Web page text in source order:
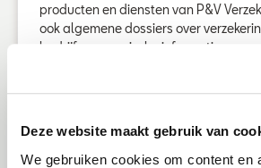
Deze website maakt gebruik van
We gebruiken cookies om content en
producten en diensten van P&V
ook algemene dossiers over
bedrijfseconomische informatie.
verzekerd bent, vindt u steeds terug in
Bijzondere Voorwaarden van uw
documenten niet bij de hand hebt,